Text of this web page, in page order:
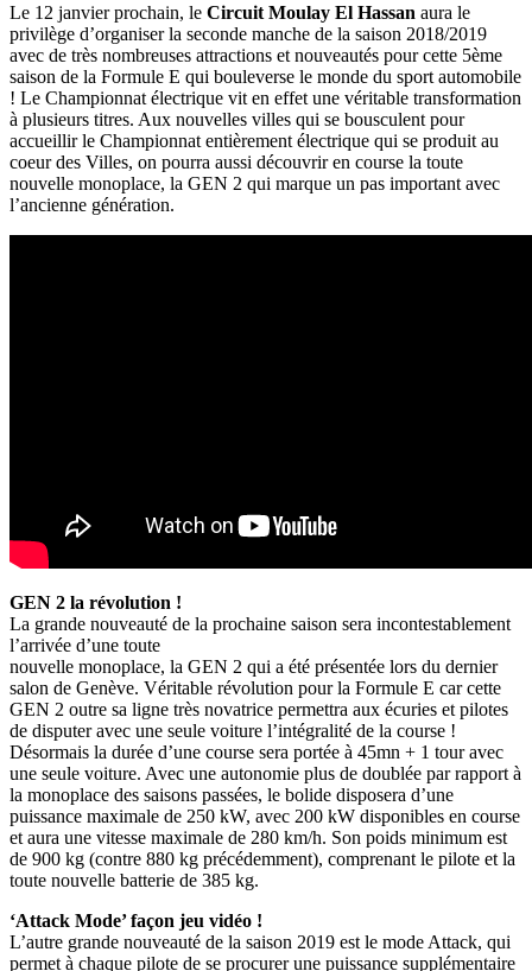
Le 12 janvier prochain, le Circuit Moulay El Hassan aura le
privilège d’organiser la seconde manche de la saison 2018/2019
avec de très nombreuses attractions et nouveautés pour cette 5ème
saison de la Formule E qui bouleverse le monde du sport automobile
! Le Championnat électrique vit en effet une véritable transformation
à plusieurs titres. Aux nouvelles villes qui se bousculent pour
accueillir le Championnat entièrement électrique qui se produit au
coeur des Villes, on pourra aussi découvrir en course la toute
nouvelle monoplace, la GEN 2 qui marque un pas important avec
l’ancienne génération.
GEN 2 la révolution !
La grande nouveauté de la prochaine saison sera incontestablement
l’arrivée d’une toute
nouvelle monoplace, la GEN 2 qui a été présentée lors du dernier
salon de Genève. Véritable révolution pour la Formule E car cette
GEN 2 outre sa ligne très novatrice permettra aux écuries et pilotes
de disputer avec une seule voiture l’intégralité de la course !
Désormais la durée d’une course sera portée à 45mn + 1 tour avec
une seule voiture. Avec une autonomie plus de doublée par rapport à
la monoplace des saisons passées, le bolide disposera d’une
puissance maximale de 250 kW, avec 200 kW disponibles en course
et aura une vitesse maximale de 280 km/h. Son poids minimum est
de 900 kg (contre 880 kg précédemment), comprenant le pilote et la
toute nouvelle batterie de 385 kg.
‘Attack Mode’ façon jeu vidéo !
L’autre grande nouveauté de la saison 2019 est le mode Attack, qui
permet à chaque pilote de se procurer une puissance supplémentaire